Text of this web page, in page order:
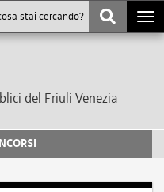
del Friuli Venezia